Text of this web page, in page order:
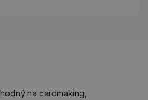
na cardmaking,